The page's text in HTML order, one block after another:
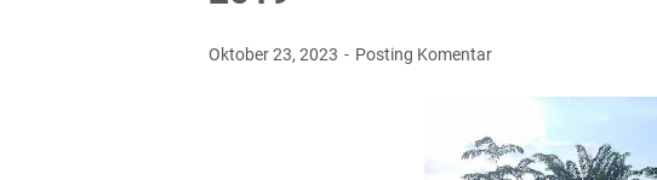
Oktober 23, 2023 Posting Komentar